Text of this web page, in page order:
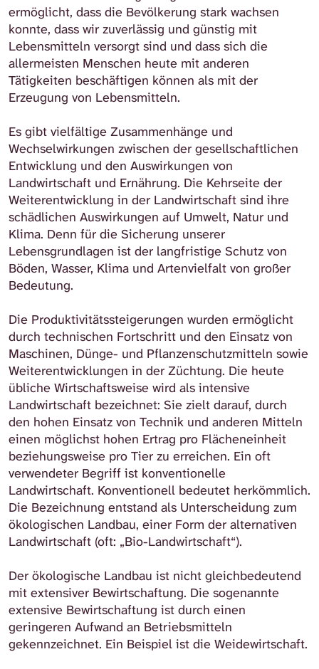
ermöglicht, dass die Bevölkerung stark wachsen
konnte, dass wir zuverlässig und günstig mit
Lebensmitteln versorgt sind und dass sich die
allermeisten Menschen heute mit anderen
Tätigkeiten beschäftigen können als mit der
Erzeugung von Lebensmitteln.
Es gibt vielfältige Zusammenhänge und
Wechselwirkungen zwischen der gesellschaftlichen
Entwicklung und den Auswirkungen von
Landwirtschaft und Ernährung. Die Kehrseite der
Weiterentwicklung in der Landwirtschaft sind ihre
schädlichen Auswirkungen auf Umwelt, Natur und
Klima. Denn für die Sicherung unserer
Lebensgrundlagen ist der langfristige Schutz von
Böden, Wasser, Klima und Artenvielfalt von großer
Bedeutung.
Die Produktivitätssteigerungen wurden ermöglicht
durch technischen Fortschritt und den Einsatz von
Maschinen, Dünge- und Pflanzenschutzmitteln sowie
Weiterentwicklungen in der Züchtung. Die heute
übliche Wirtschaftsweise wird als intensive
Landwirtschaft bezeichnet: Sie zielt darauf, durch
den hohen Einsatz von Technik und anderen Mitteln
einen möglichst hohen Ertrag pro Flächeneinheit
beziehungsweise pro Tier zu erreichen. Ein oft
verwendeter Begriff ist konventionelle
Landwirtschaft. Konventionell bedeutet herkömmlich.
Die Bezeichnung entstand als Unterscheidung zum
ökologischen Landbau, einer Form der alternativen
Landwirtschaft (oft: „Bio-Landwirtschaft“).
Der ökologische Landbau ist nicht gleichbedeutend
mit extensiver Bewirtschaftung. Die sogenannte
extensive Bewirtschaftung ist durch einen
geringeren Aufwand an Betriebsmitteln
gekennzeichnet. Ein Beispiel ist die Weidewirtschaft.